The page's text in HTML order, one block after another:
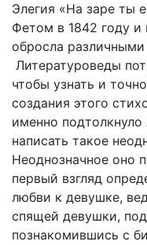
Элегия «На заре ты
Фетом в 1842 году и
обросла
Литературоведы
чтобы узнать и
создания этого
именно
написать такое
Неоднозначное оно
первый взгляд
любви к девушке,
спящей девушки,
познакомившись с